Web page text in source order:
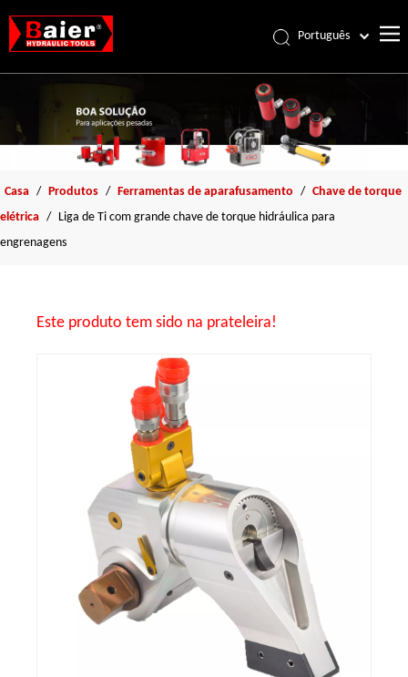
Português
Français
العربية
English
Casa / Produtos / Ferramentas de aparafusamento / Chave de torque
elétrica / Liga de Ti com grande chave de torque hidráulica para
engrenagens
Este produto tem sido na prateleira!